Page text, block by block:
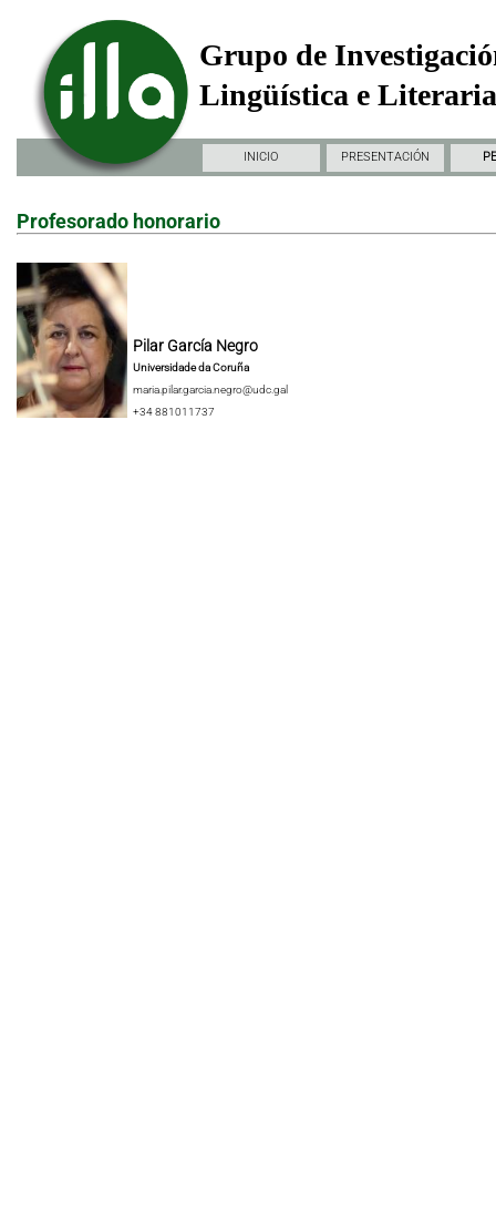
Grupo de
Lingüística e
INICIO PRESENTACIÓN
Profesorado honorario
Pilar García Negro
Universidade da Coruña
maria.pilar.garcia.negro@udc.gal
+34 881011737